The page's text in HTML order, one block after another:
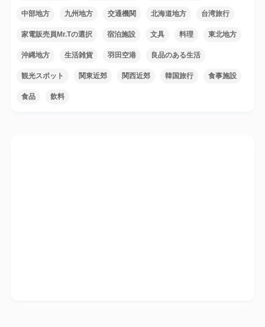
中部地方 九州地方 交通機関 北海道地方 台湾旅行
家電販売員Mr.Tの選択 宿泊施設 文具 料理 東北地方
沖縄地方 生活雑貨 羽田空港 良品のある生活
観光スポット 関東近郊 関西近郊 韓国旅行 食事施設
食品 飲料